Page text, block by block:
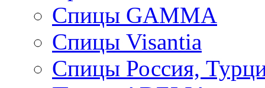
Спицы GAMMA
Спицы Visantia
Спицы Россия,